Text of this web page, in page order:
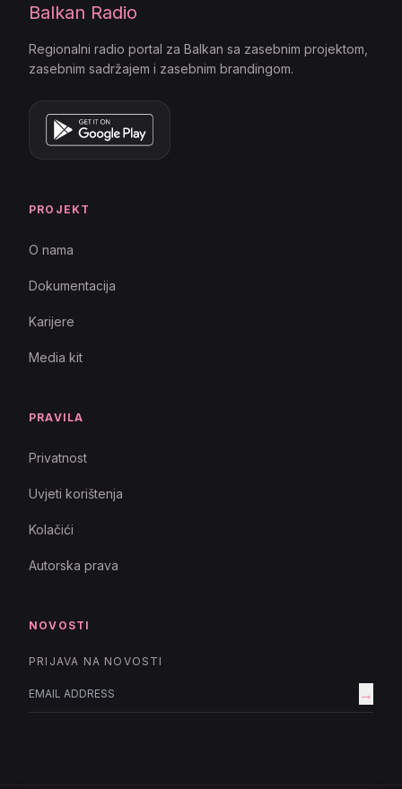
Balkan Radio
Regionalni radio portal za Balkan sa zasebnim projektom,
zasebnim sadržajem i zasebnim brandingom.
PROJEKT
O nama
Dokumentacija
Karijere
Media kit
PRAVILA
Privatnost
Uvjeti korištenja
Kolačići
Autorska prava
NOVOSTI
PRIJAVA NA NOVOSTI
→